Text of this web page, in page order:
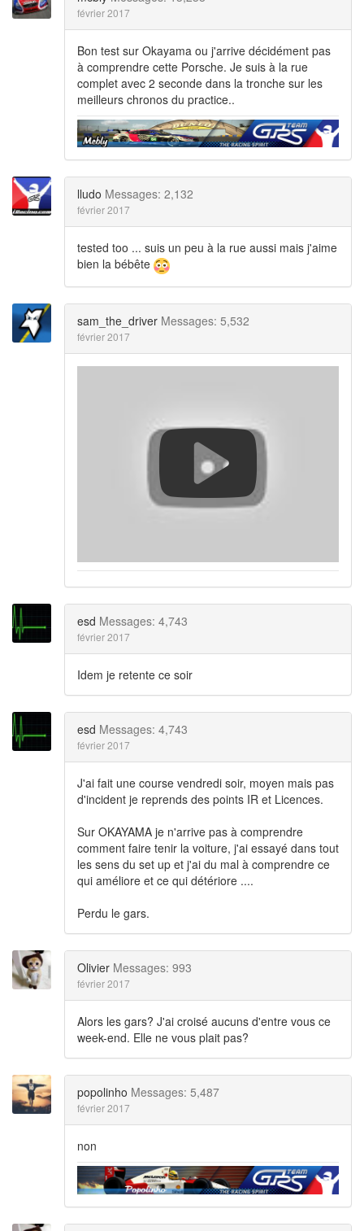
février 2017
Bon test sur Okayama ou j'arrive décidément pas
à comprendre cette Porsche. Je suis à la rue
complet avec 2 seconde dans la tronche sur les
meilleurs chronos du practice..
lludo Messages: 2,132
février 2017
tested too ... suis un peu à la rue aussi mais j'aime
bien la bébête
sam_the_driver Messages: 5,532
février 2017
esd Messages: 4,743
février 2017
Idem je retente ce soir
esd Messages: 4,743
février 2017
J'ai fait une course vendredi soir, moyen mais pas
d'incident je reprends des points IR et Licences.
Sur OKAYAMA je n'arrive pas à comprendre
comment faire tenir la voiture, j'ai essayé dans tout
les sens du set up et j'ai du mal à comprendre ce
qui améliore et ce qui détériore ....
Perdu le gars.
Olivier Messages: 993
février 2017
Alors les gars? J'ai croisé aucuns d'entre vous ce
week-end. Elle ne vous plait pas?
popolinho Messages: 5,487
février 2017
non